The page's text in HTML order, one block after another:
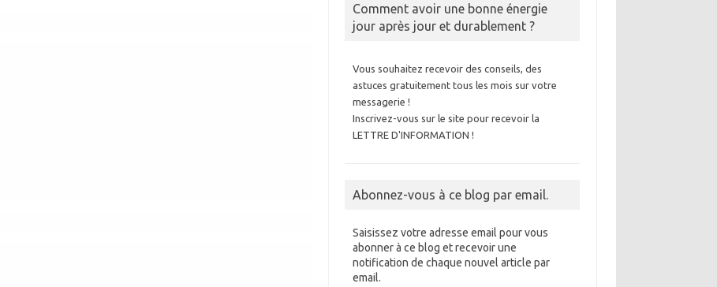
Comment avoir une bonne énergie
jour après jour et durablement ?
Vous souhaitez recevoir des conseils, des
astuces gratuitement tous les mois sur votre
messagerie !
Inscrivez-vous sur le site pour recevoir la
LETTRE D'INFORMATION !
Abonnez-vous à ce blog par email.
Saisissez votre adresse email pour vous
abonner à ce blog et recevoir une
notification de chaque nouvel article par
email.